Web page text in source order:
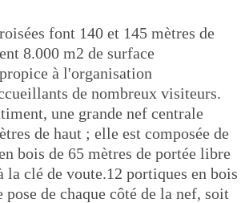
font 140 et 145 mètres de
8.000 m2 de surface
à l'organisation
de nombreux visiteurs.
une grande nef centrale
de haut ; elle est composée de
bois de 65 mètres de portée libre
la clé de voute.12 portiques en bois
pose de chaque côté de la nef, soit